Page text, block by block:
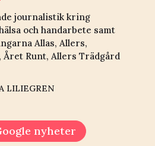
journalistik kring
och handarbete samt
Allas, Allers,
Runt, Allers Trädgård
LILIEGREN
nyheter